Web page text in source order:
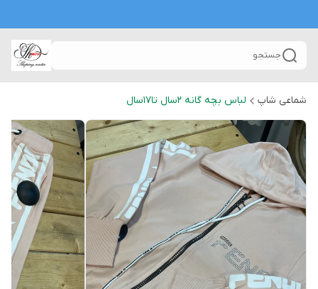
جستجو
شماعی شاپ لباس بچه گانه 2سال تا۱۷سال